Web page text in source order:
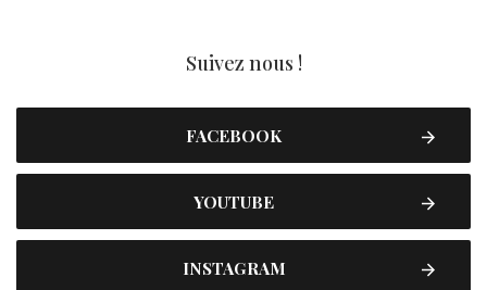
Suivez nous !
FACEBOOK
YOUTUBE
INSTAGRAM